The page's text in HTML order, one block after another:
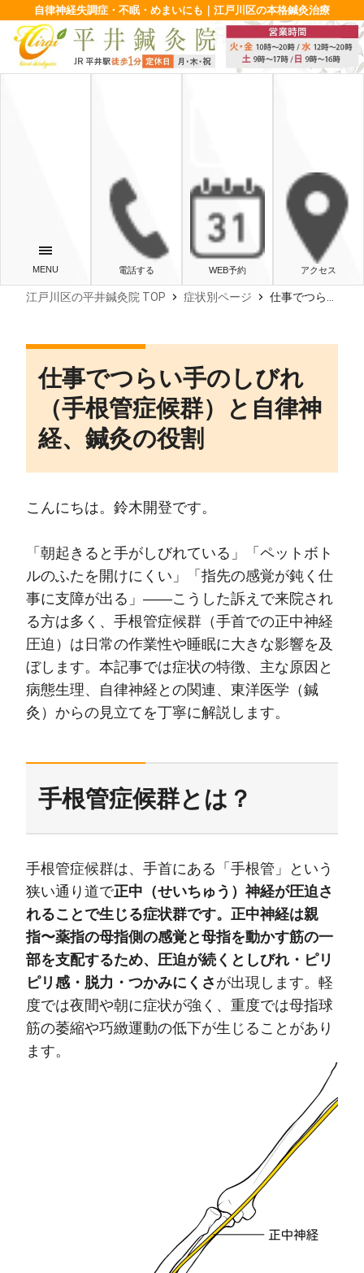
自律神経失調症・不眠・めまいにも｜江戸川区の本格鍼灸治療
電話する WEB予約 アクセス
江戸川区の平井鍼灸院 TOP chevron_right 症状別ページ chevron_right 仕事でつらい手のしびれ（手根管症候群）と自律神経、鍼灸の役割
仕事でつらい手のしびれ
（手根管症候群）と自律神
経、鍼灸の役割
こんにちは。鈴木開登です。
「朝起きると手がしびれている」「ペットボト
ルのふたを開けにくい」「指先の感覚が鈍く仕
事に支障が出る」――こうした訴えで来院され
る方は多く、手根管症候群（手首での正中神経
圧迫）は日常の作業性や睡眠に大きな影響を及
ぼします。本記事では症状の特徴、主な原因と
病態生理、自律神経との関連、東洋医学（鍼
灸）からの見立てを丁寧に解説します。
手根管症候群とは？
手根管症候群は、手首にある「手根管」という
狭い通り道で正中（せいちゅう）神経が圧迫さ
れることで生じる症状群です。正中神経は親
指〜薬指の母指側の感覚と母指を動かす筋の一
部を支配するため、圧迫が続くとしびれ・ピリ
ピリ感・脱力・つかみにくさ が出現します。軽
度では夜間や朝に症状が強く、重度では母指球
筋の萎縮や巧緻運動の低下が生じることがあり
ます。